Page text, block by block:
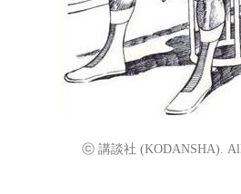
ⓒ 講談社 (KODANSHA). All